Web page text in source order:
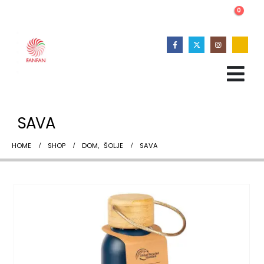
0
SAVA
HOME SHOP DOM, ŠOLJE SAVA